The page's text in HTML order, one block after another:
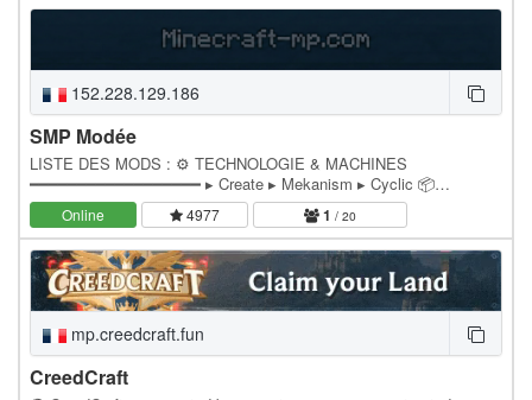
152.228.129.186
SMP Modée
LISTE DES MODS : ⚙️ TECHNOLOGIE & MACHINES
━━━━━━━━━━━━━━━━━━ ▸ Create ▸ Mekanism ▸ Cyclic 📦
STOCKAGE & LOGISTIQUE ━━━━━━━━━━━━━━━━━━ ▸ Simple
Storage Network ▸ Tom's…
Online 4977 1 / 20
mp.creedcraft.fun
CreedCraft